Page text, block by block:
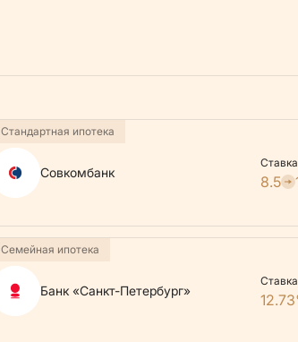
Совкомбанк
Стандартная ипотека
8.5
Банк «Санкт-Петербург»
Семейная ипотека